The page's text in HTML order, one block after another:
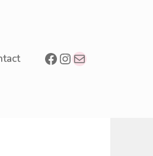
Facebook
Instagram
E-mail